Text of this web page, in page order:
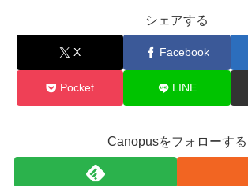
シェアする
X Facebook
Pocket LINE
Canopusをフォローする